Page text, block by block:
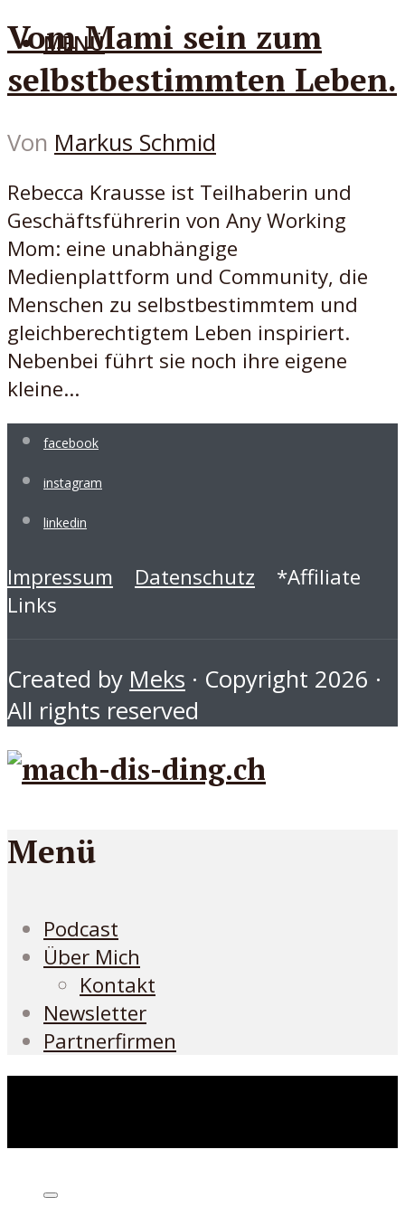
MENÜ
Vom Mami sein zum
selbstbestimmten Leben.
Von Markus Schmid
Rebecca Krausse ist Teilhaberin und
Geschäftsführerin von Any Working
Mom: eine unabhängige
Medienplattform und Community, die
Menschen zu selbstbestimmtem und
gleichberechtigtem Leben inspiriert.
Nebenbei führt sie noch ihre eigene
kleine...
facebook
instagram
linkedin
Impressum Datenschutz *Affiliate
Links
Created by Meks · Copyright 2026 ·
All rights reserved
Menü
Podcast
Über Mich
Kontakt
Newsletter
Partnerfirmen